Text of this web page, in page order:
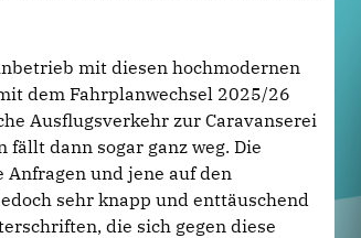
mit diesen hochmodernen
dem Fahrplanwechsel 2025/26
Ausflugsverkehr zur Caravanserei
fällt dann sogar ganz weg. Die
und jene auf den
sehr knapp und enttäuschend
die sich gegen diese